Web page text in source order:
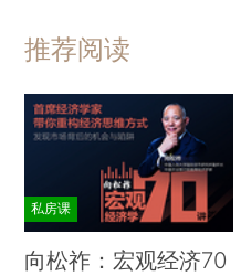
推荐阅读
私房课
向松祚：宏观经济70